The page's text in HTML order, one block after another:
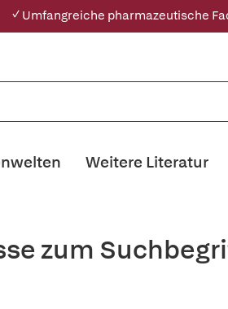
✓ Umfangreiche pharmazeutische
Weitere Literatur
zum